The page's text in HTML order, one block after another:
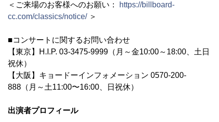
＜ご来場のお客様へのお願い：
https://billboard-
cc.com/classics/notice/＞
■コンサートに関するお問い合わせ
【東京】H.I.P. 03-3475-9999（月～金10:00～18:00、土日
祝休）
【大阪】キョードーインフォメーション 0570-200-
888（月～土11:00〜16:00、日祝休）
出演者プロフィール